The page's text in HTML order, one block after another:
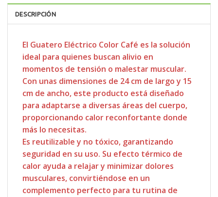
DESCRIPCIÓN
El Guatero Eléctrico Color Café es la solución
ideal para quienes buscan alivio en
momentos de tensión o malestar muscular.
Con unas dimensiones de 24 cm de largo y 15
cm de ancho, este producto está diseñado
para adaptarse a diversas áreas del cuerpo,
proporcionando calor reconfortante donde
más lo necesitas.
Es reutilizable y no tóxico, garantizando
seguridad en su uso. Su efecto térmico de
calor ayuda a relajar y minimizar dolores
musculares, convirtiéndose en un
complemento perfecto para tu rutina de